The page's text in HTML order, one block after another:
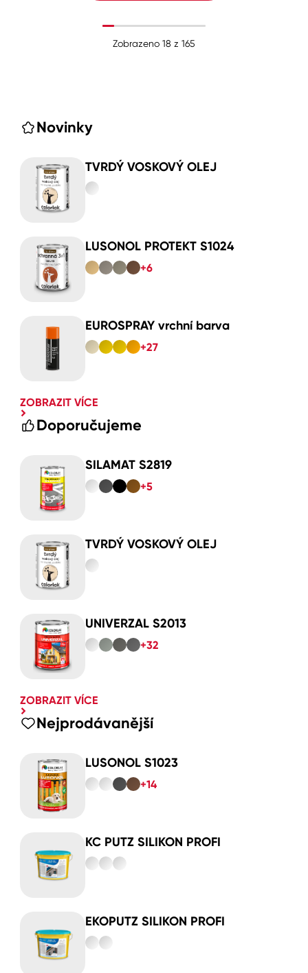
Zobrazeno 18 z 165
Novinky
TVRDÝ VOSKOVÝ OLEJ
LUSONOL PROTEKT S1024
+6
EUROSPRAY vrchní barva
+27
ZOBRAZIT VÍCE
Doporučujeme
SILAMAT S2819
+5
TVRDÝ VOSKOVÝ OLEJ
UNIVERZAL S2013
+32
ZOBRAZIT VÍCE
Nejprodávanější
LUSONOL S1023
+14
KC PUTZ SILIKON PROFI
EKOPUTZ SILIKON PROFI